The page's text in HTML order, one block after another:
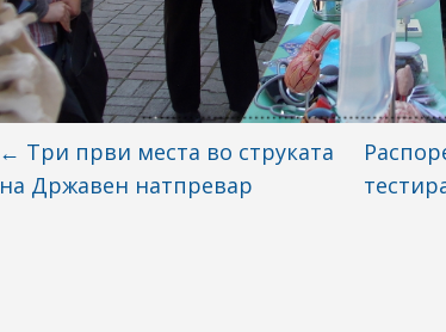
← Tри први места во струката
на Државен натпревар